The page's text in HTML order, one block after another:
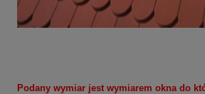
Podany wymiar jest wymiarem okna do